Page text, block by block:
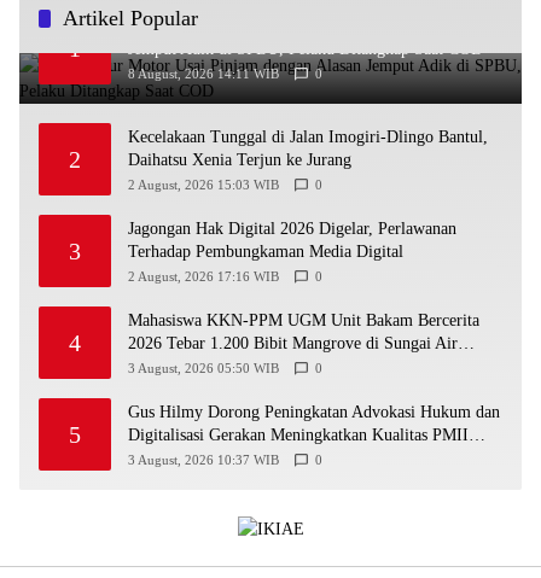
Artikel Popular
1
Bawa Kabur Motor Usai Pinjam dengan Alasan
Jemput Adik di SPBU, Pelaku Ditangkap Saat COD
8 August, 2026 14:11 WIB 0
2
Kecelakaan Tunggal di Jalan Imogiri-Dlingo Bantul,
Daihatsu Xenia Terjun ke Jurang
2 August, 2026 15:03 WIB 0
3
Jagongan Hak Digital 2026 Digelar, Perlawanan
Terhadap Pembungkaman Media Digital
2 August, 2026 17:16 WIB 0
4
Mahasiswa KKN-PPM UGM Unit Bakam Bercerita
2026 Tebar 1.200 Bibit Mangrove di Sungai Air
Layang
3 August, 2026 05:50 WIB 0
5
Gus Hilmy Dorong Peningkatan Advokasi Hukum dan
Digitalisasi Gerakan Meningkatkan Kualitas PMII
DIY
3 August, 2026 10:37 WIB 0